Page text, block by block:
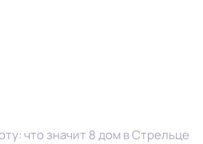
что значит 8 дом в Стрельце